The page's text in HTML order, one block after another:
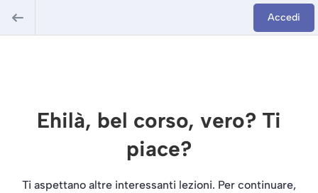
Accedi
Ehilà, bel corso, vero? Ti
piace?
Ti aspettano altre interessanti lezioni. Per continuare,